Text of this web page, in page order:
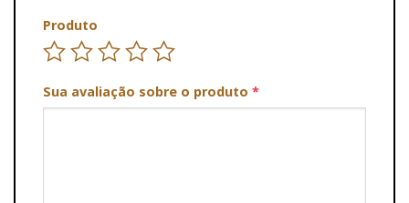
Produto
Sua avaliação sobre o produto *